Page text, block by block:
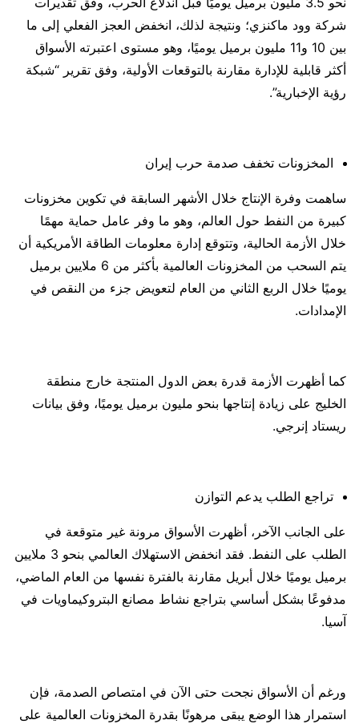
شركة وود ماكنزي؛ ونتيجة لذلك، انخفض العجز الفعلي إلى ما
بين 10 و11 مليون برميل يوميًا، وهو مستوى اعتبرته الأسواق
أكثر قابلية للإدارة مقارنة بالتوقعات الأولية، وفق تقرير “شبكة
رؤية الإخبارية”.
المخزونات تخفف صدمة حرب إيران
ساهمت وفرة الإنتاج خلال الأشهر السابقة في تكوين مخزونات
كبيرة من النفط حول العالم، وهو ما وفر عامل حماية مهمًا
خلال الأزمة الحالية، وتتوقع إدارة معلومات الطاقة الأمريكية أن
يتم السحب من المخزونات العالمية بأكثر من 6 ملايين برميل
يوميًا خلال الربع الثاني من العام لتعويض جزء من النقص في
الإمدادات.
كما أظهرت الأزمة قدرة بعض الدول المنتجة خارج منطقة
الخليج على زيادة إنتاجها بنحو مليون برميل يوميًا، وفق بيانات
ريستاد إنرجي.
تراجع الطلب يدعم التوازن
على الجانب الآخر، أظهرت الأسواق مرونة غير متوقعة في
الطلب على النفط. فقد انخفض الاستهلاك العالمي بنحو 3 ملايين
برميل يوميًا خلال أبريل مقارنة بالفترة نفسها من العام الماضي،
مدفوعًا بشكل أساسي بتراجع نشاط مصانع البتروكيماويات في
آسيا.
ورغم أن الأسواق نجحت حتى الآن في امتصاص الصدمة، فإن
استمرار هذا الوضع يبقى مرهونًا بقدرة المخزونات العالمية على